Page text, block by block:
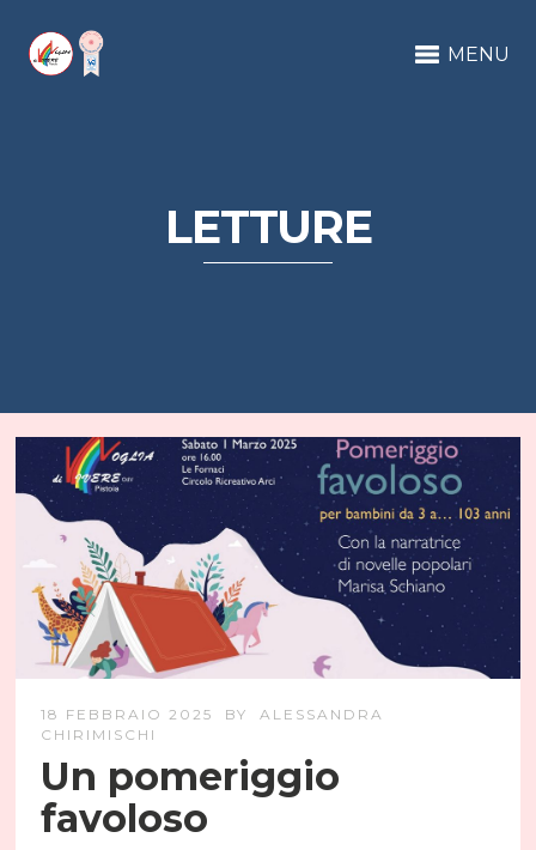
MENU
LETTURE
18 FEBBRAIO 2025 BY
ALESSANDRA
CHIRIMISCHI
Un pomeriggio
favoloso